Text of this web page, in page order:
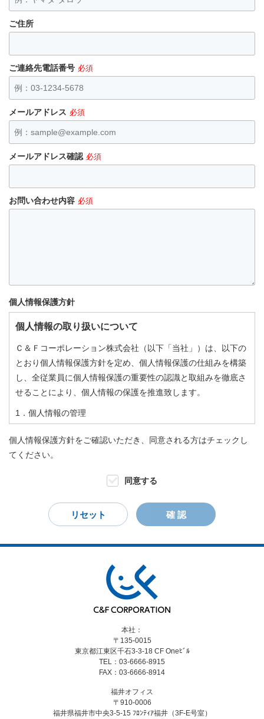
ご住所
ご連絡先電話番号 必須
メールアドレス 必須
メールアドレス確認 必須
お問い合わせ内容 必須
個人情報保護方針
個人情報の取り扱いについて
Ｃ＆Ｆコーポレーション株式会社（以下「当社」）は、以下の
とおり個人情報保護方針を定め、個人情報保護の仕組みを構築
し、全従業員に個人情報保護の重要性の認識と取組みを徹底さ
せることにより、個人情報の保護を推進致します。
1．個人情報の管理
の個人情報への不正アクセスや、不正使用、紛失、破壊、改ざ
ん及び漏洩等の防止に努めます。
のご案内やご質問に対する回答として、電子メールや資料のご
送付に利用いたします。
3．個人情報の第三者への開示・提供の禁止
のいずれかに該当する場合を除き、個人情報を第三者に開示い
・お客様の同意がある場合
託する業者に対して開示する場合
・法令に基づき開示することが必要である場合
4．個人情報の安全対策
ティに対策を講じています。
個人情報保護方針をご確認いただき、同意される方はチェックし
てください。
同意する
本社：
〒135-0015
東京都江東区千石3-3-18CF Oneﾋﾞﾙ
TEL：03-6666-8915
FAX：03-6666-8914
福井オフィス
〒910-0006
福井県福井市中央3-5-15 ﾌﾛﾝﾃｨｱ福井（3F-E号室）